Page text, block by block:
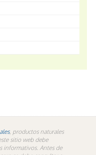
, productos naturales
sitio web debe
informativos. Antes de